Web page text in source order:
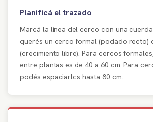
Planificá el trazado
Marcá la línea del cerco con una
querés un cerco formal (podado recto)
(crecimiento libre). Para cercos
entre plantas es de 40 a 60 cm. Para
podés espaciarlos hasta 80 cm.